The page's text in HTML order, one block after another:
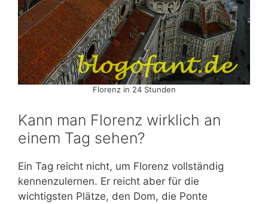
Florenz in 24 Stunden
Kann man Florenz wirklich an
einem Tag sehen?
Ein Tag reicht nicht, um Florenz vollständig
kennenzulernen. Er reicht aber für die
wichtigsten Plätze, den Dom, die Ponte